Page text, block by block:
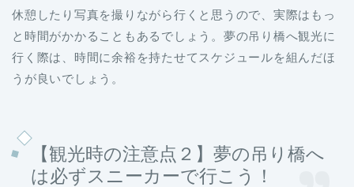
休憩したり写真を撮りながら行くと思うので、実際はもっ
と時間がかかることもあるでしょう。夢の吊り橋へ観光に
行く際は、時間に余裕を持たせてスケジュールを組んだほ
うが良いでしょう。
【観光時の注意点２】夢の吊り橋へ
は必ずスニーカーで行こう！